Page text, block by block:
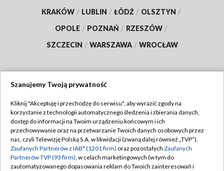
KRAKÓW / LUBLIN / ŁÓDŹ / OLSZTYN /
OPOLE / POZNAŃ / RZESZÓW /
SZCZECIN / WARSZAWA / WROCŁAW
TVP
Abonament TVP
Emisja w TVP
Centrum informacji TVP
Regulamin TVP
Polityka prywatności
Moje zgody
Szanujemy Twoją prywatność
Kliknij "Akceptuję i przechodzę do serwisu", aby wyrazić zgody na
korzystanie z technologii automatycznego śledzenia i zbierania danych,
dostęp do informacji na Twoim urządzeniu końcowym i ich
przechowywanie oraz na przetwarzanie Twoich danych osobowych przez
nas, czyli Telewizję Polską S.A. w likwidacji (zwaną dalej również „TVP”),
Zaufanych Partnerów z IAB* (1201 firm) oraz pozostałych Zaufanych
Partnerów TVP (93 firm), w celach marketingowych (w tym do
zautomatyzowanego dopasowania reklam do Twoich zainteresowań i